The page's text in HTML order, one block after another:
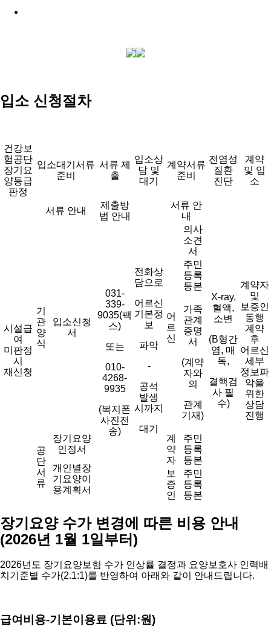
입소 신청절차
건강보
험공단
장기요
양등급
판정
입소대기서류
준비
서류 제
출
입소상
담 및
대기
계약서류
준비
전염성
질환
진단
계약
및 입
소
시설급
여
미판정
시
재신청
서류 안내
제출방
법 안내
전화상
담으로
어르신
기본정
보
파악
-
공석
발생
시까지
대기
서류 안
내
X-ray,
혈액,
소변
(B형간
염, 매
독,
결핵검
사 필
수)
계약자
및
보증인
동행
계약
후
어르신
세부
정보파
악을
위한
상담
진행
기
관
양
식
입소신청
서
031-
339-
9035(팩
스)
또는
010-
4268-
9935
(복지폰
사진전
송)
어
르
신
의사
소견
서
주민
등록
등본
가족
관계
증명
서
(계약
자와
의
관계
기재)
공
단
서
류
장기요양
인정서
계
약
자
주민
등록
등본
개인별장
기요양이
용계획서
보
증
인
주민
등록
등본
장기요양 수가 변경에 따른 비용 안내
(2026년 1월 1일부터)
2026년도 장기요양보험 수가 인상률 결정과 요양보호사 인력배
치기준별 수가(2.1:1)를 반영하여 아래와 같이 안내드립니다.
급여비용-기본이용료 (단위:원)